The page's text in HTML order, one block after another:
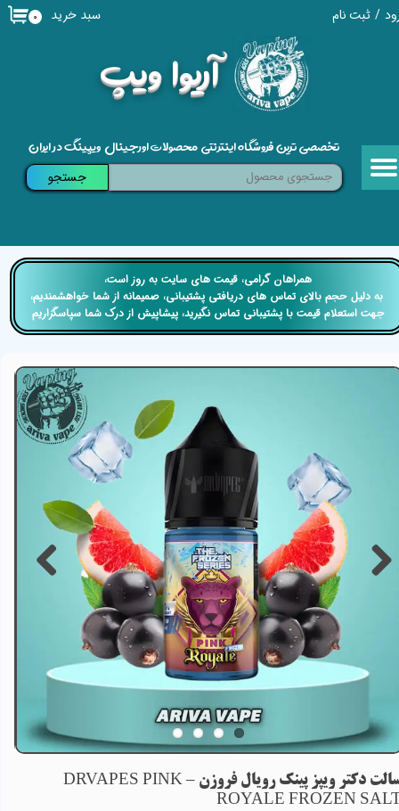
/ ثبت نام
حساب کاربری من
خروج از حساب کاربری
​آریوا ویپ
۰ سبد خرید
تخصصی ترین فروشگاه اینترنتی محصولات اورجینال ویپینگ در ایران
جستجو
سالت دکتر ویپز پینک رویال فروزن – DRVAPES PINK
ROYALE FROZEN
​​همراهان گرامی، قیمت های سایت به روز است،
​​​​​​​ به دلیل حجم بالای تماس های دریافتی پشتیبانی، صمیمانه از شما خواهشمندیم،
جهت استعلام قیمت با پشتیبانی تماس نگیرید، پیشاپیش از درک شما سپاسگزاریم